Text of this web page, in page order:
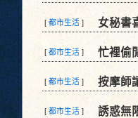
[ 都市生活 ] 女秘書
[ 都市生活 ] 忙裡偷
[ 都市生活 ] 按摩師
[ 都市生活 ] 誘惑無